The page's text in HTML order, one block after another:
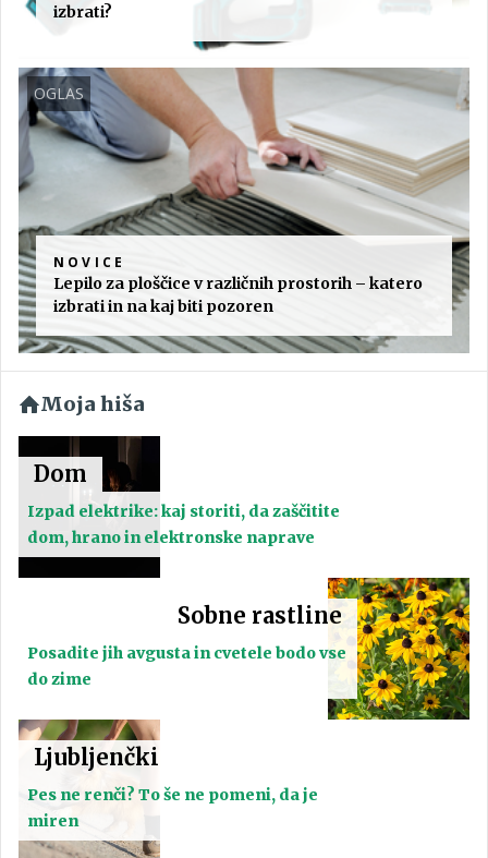
izbrati?
OGLAS
NOVICE
Lepilo za ploščice v različnih prostorih – katero
izbrati in na kaj biti pozoren
Moja hiša
Dom
Izpad elektrike: kaj storiti, da zaščitite
dom, hrano in elektronske naprave
Sobne rastline
Posadite jih avgusta in cvetele bodo vse
do zime
Ljubljenčki
Pes ne renči? To še ne pomeni, da je
miren